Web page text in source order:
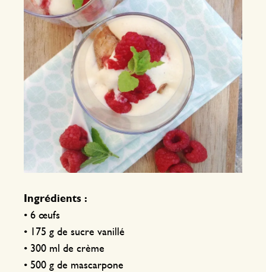
Ingrédients :
• 6 œufs
• 175 g de sucre vanillé
• 300 ml de crème
• 500 g de mascarpone